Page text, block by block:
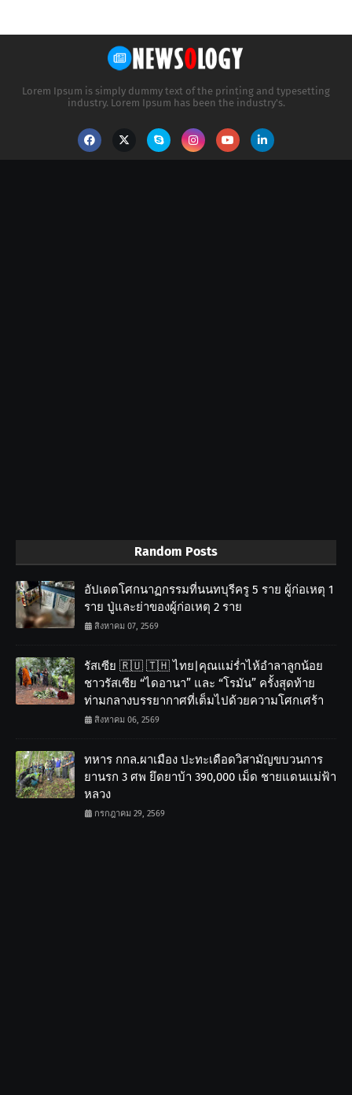
Lorem Ipsum is simply dummy text of the printing and typesetting
industry. Lorem Ipsum has been the industry's.
Random Posts
อัปเดตโศกนาฏกรรมที่นนทบุรีครู 5 ราย ผู้ก่อเหตุ 1
ราย ปู่และย่าของผู้ก่อเหตุ 2 ราย
สิงหาคม 07, 2569
รัสเซีย 🇷🇺 🇹🇭 ไทย|คุณแม่ร่ำไห้อำลาลูกน้อย
ชาวรัสเซีย “ไดอานา” และ “โรมัน” ครั้งสุดท้าย
ท่ามกลางบรรยากาศที่เต็มไปด้วยความโศกเศร้า
สิงหาคม 06, 2569
ทหาร กกล.ผาเมือง ปะทะเดือดวิสามัญขบวนการ
ยานรก 3 ศพ ยึดยาบ้า 390,000 เม็ด ชายแดนแม่ฟ้า
หลวง
กรกฎาคม 29, 2569